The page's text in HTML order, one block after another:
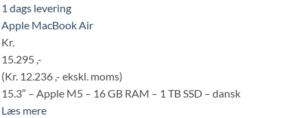
1 dags levering
Apple MacBook Air
Kr.
15.295 ,-
(Kr. 12.236 ,- ekskl. moms)
15.3″ – Apple M5 – 16 GB RAM – 1 TB SSD – dansk
Læs mere